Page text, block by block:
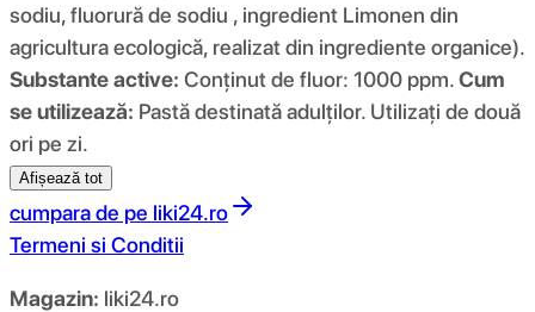
sodiu, fluorură de sodiu , ingredient Limonen din
agricultura ecologică, realizat din ingrediente organice).
Substante active: Conținut de fluor: 1000 ppm.Cum
se utilizează: Pastă destinată adulților. Utilizați de două
ori pe zi.
Afișează tot
cumpara de pe liki24.ro
Termeni si Conditii
Magazin: liki24.ro